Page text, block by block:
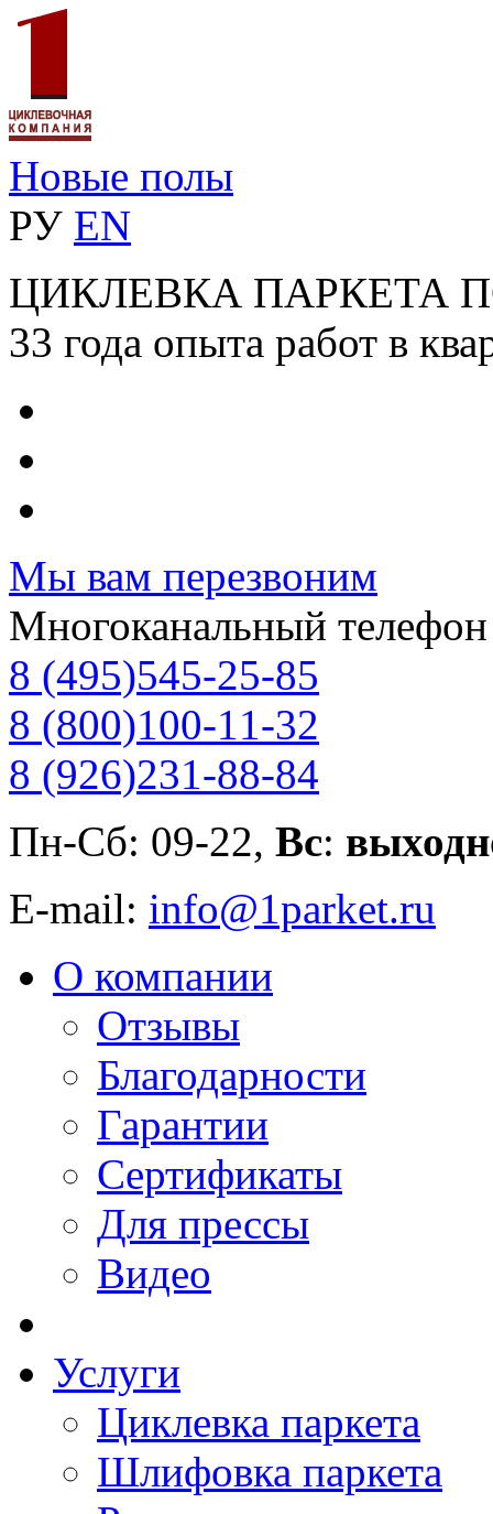
Новые полы
РУ EN
ЦИКЛЕВКА ПАРКЕТА
33 года опыта работ в
Мы вам перезвоним
Многоканальный телефон
8 (495)545-25-85
8 (800)100-11-32
8 (926)231-88-84
Пн-Сб: 09-22, Вс:
E-mail: info@1parket.ru
О компании
Отзывы
Благодарности
Гарантии
Сертификаты
Для прессы
Видео
Услуги
Циклевка паркета
Шлифовка паркета